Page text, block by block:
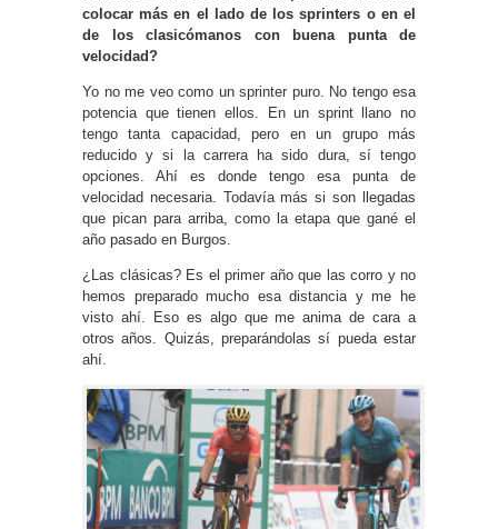
colocar más en el lado de los sprinters o en el
de los clasicómanos con buena punta de
velocidad?
Yo no me veo como un sprinter puro. No tengo esa
potencia que tienen ellos. En un sprint llano no
tengo tanta capacidad, pero en un grupo más
reducido y si la carrera ha sido dura, sí tengo
opciones. Ahí es donde tengo esa punta de
velocidad necesaria. Todavía más si son llegadas
que pican para arriba, como la etapa que gané el
año pasado en Burgos.
¿Las clásicas? Es el primer año que las corro y no
hemos preparado mucho esa distancia y me he
visto ahí. Eso es algo que me anima de cara a
otros años. Quizás, preparándolas sí pueda estar
ahí.